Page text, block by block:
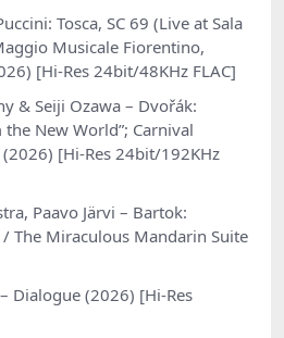
Tosca, SC 69 (Live at Sala
Musicale Fiorentino,
[Hi-Res 24bit/48KHz FLAC]
& Seiji Ozawa – Dvořák:
New World”; Carnival
[Hi-Res 24bit/192KHz
Paavo Järvi – Bartok:
The Miraculous Mandarin Suite
Dialogue (2026) [Hi-Res